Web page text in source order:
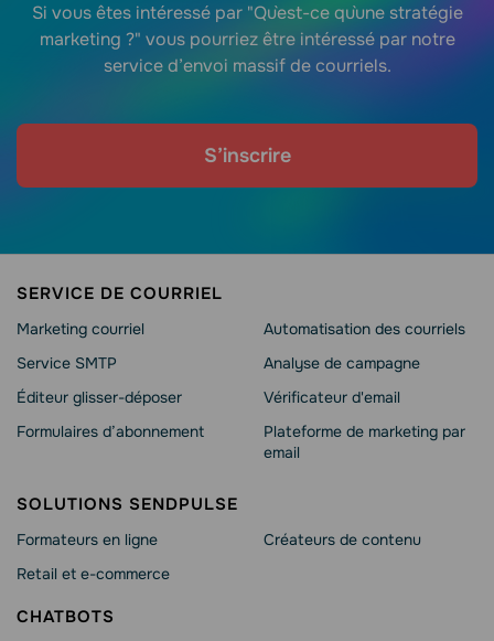
Si vous êtes intéressé par "Qu`est-ce qu`une stratégie
marketing ?" vous pourriez être intéressé par notre
service d’envoi massif de courriels.
S’inscrire
SERVICE DE COURRIEL
Marketing courriel
Service SMTP
Éditeur glisser-déposer
Formulaires d’abonnement
Automatisation des courriels
Analyse de campagne
Vérificateur d'email
Plateforme de marketing par
email
SOLUTIONS SENDPULSE
Formateurs en ligne
Retail et e-commerce
Créateurs de contenu
CHATBOTS